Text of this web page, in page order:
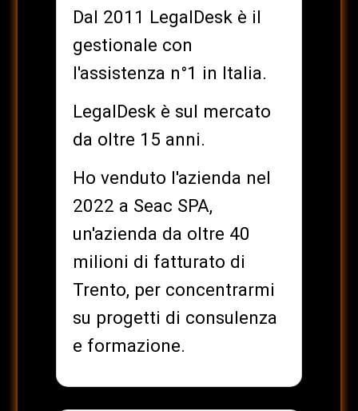
Dal 2011 LegalDesk è il
gestionale con
l'assistenza n°1 in Italia.
LegalDesk è sul mercato
da oltre 15 anni.
Ho venduto l'azienda nel
2022 a Seac SPA,
un'azienda da oltre 40
milioni di fatturato di
Trento, per concentrarmi
su progetti di consulenza
e formazione.